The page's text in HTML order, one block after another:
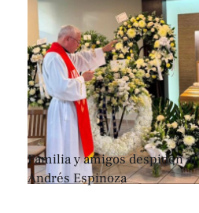
Familia y amigos despiden
Andrés Espinoza